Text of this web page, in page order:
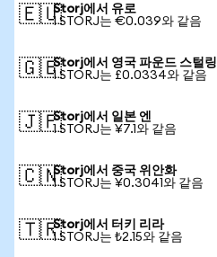
🇪🇺Storj에서 유로
1 STORJ는 €0.039와 같음
🇬🇧Storj에서 영국 파운드 스털링
1 STORJ는 £0.0334와 같음
🇯🇵Storj에서 일본 엔
1 STORJ는 ¥7.1와 같음
🇨🇳Storj에서 중국 위안화
1 STORJ는 ¥0.3041와 같음
🇹🇷Storj에서 터키 리라
1 STORJ는 ₺2.15와 같음